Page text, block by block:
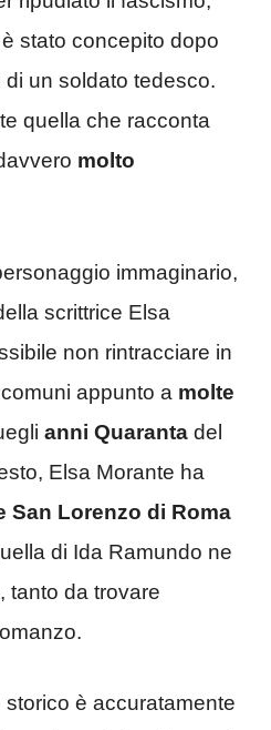
stato concepito dopo
di un soldato tedesco.
quella che racconta
molto
immaginario,
scrittrice Elsa
non rintracciare in
appunto a molte
anni Quaranta del
Elsa Morante ha
San Lorenzo di Roma
di Ida Ramundo ne
tanto da trovare
è accuratamente